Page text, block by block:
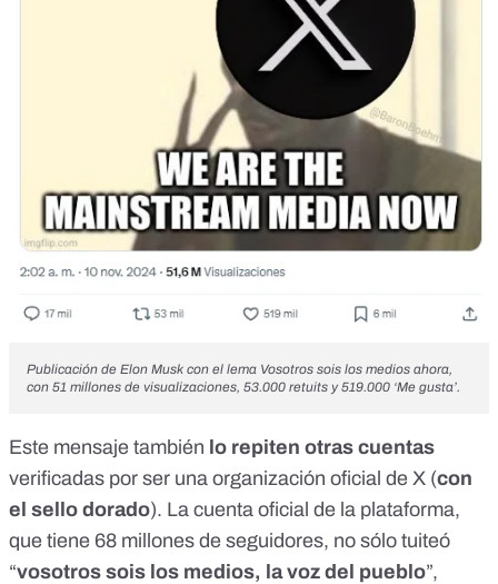
Publicación de Elon Musk con el lema Vosotros sois los medios ahora,
con 51 millones de visualizaciones, 53.000 retuits y 519.000 ‘Me gusta’.
Este mensaje también lo repiten otras cuentas
verificadas por ser una organización oficial de X (con
el sello dorado). La cuenta oficial de la plataforma,
que tiene 68 millones de seguidores, no sólo tuiteó
“vosotros sois los medios, la voz del pueblo”,